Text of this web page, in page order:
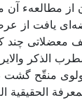
مطالعهء آن
يافت از
چند
الذكر
منقّح گشت
الحقيقية